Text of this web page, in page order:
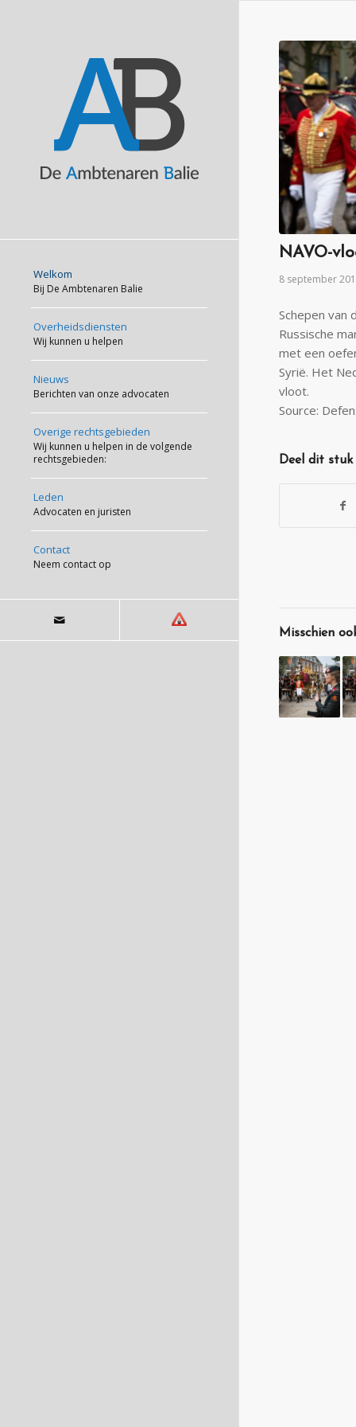
Welkom
Bij De Ambtenaren Balie
Overheidsdiensten
Wij kunnen u helpen
Nieuws
Berichten van onze advocaten
Overige rechtsgebieden
Wij kunnen u helpen in de volgende
rechtsgebieden:
Leden
Advocaten en juristen
Contact
Neem contact op
NAVO-
8 september
Schepen van
Russische
met een
Syrië. Het
vloot.
Source:
Deel dit stuk
Misschien